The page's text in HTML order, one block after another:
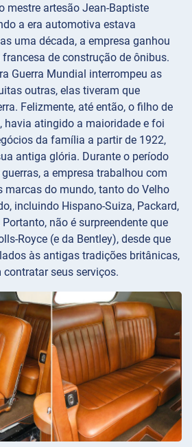
mestre artesão Jean-Baptiste
a era automotiva estava
uma década, a empresa ganhou
de construção de ônibus.
Guerra Mundial interrompeu as
outras, elas tiveram que
Felizmente, até então, o filho de
havia atingido a maioridade e foi
da família a partir de 1922,
antiga glória. Durante o período
a empresa trabalhou com
marcas do mundo, tanto do Velho
incluindo Hispano-Suiza, Packard,
não é surpreendente que
Royce (e da Bentley), desde que
às antigas tradições britânicas,
seus serviços.